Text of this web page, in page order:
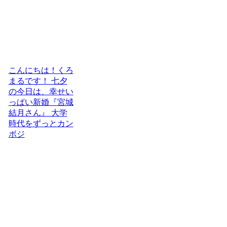
こんにちは！くろ
まるです！ 七夕
の今日は、幸せい
っぱい新婚『宮城
結月さん』 大学
時代をずっとカン
ボジ